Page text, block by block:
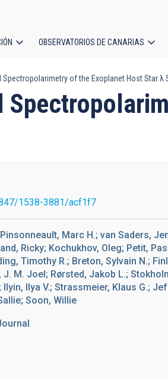
OBSERVATORIOS DE CANARIAS
of the Exoplanet Host Star λ
1538-3881/acf1f7
Marc H.; van Saders,
Ricky; Kochukhov, Oleg; Petit,
Timothy R.; Breton, Sylvain N.;
M. Joel; Rørsted, Jakob L.;
Ilya V.; Strassmeier, Klaus G.;
Soon, Willie